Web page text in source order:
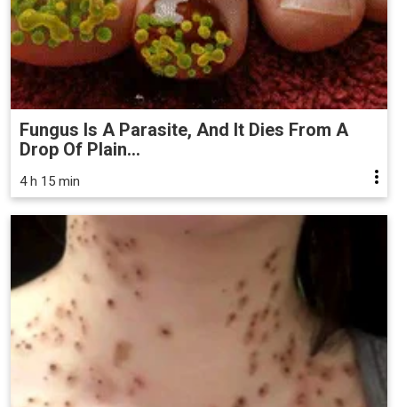
Fungus Is A Parasite, And It Dies From A
Drop Of Plain...
4 h 15 min